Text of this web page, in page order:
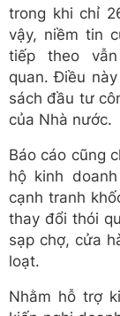
trong khi chỉ
vậy, niềm tin
tiếp theo
quan.Điều
sách đầu tư
của Nhà nước.
Báo cáo cũng
hộ kinh
cạnh tranh
thay đổi thói
sạp chợ, cửa
loạt.
Nhằm hỗ trợ